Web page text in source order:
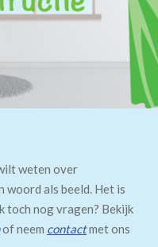
weten over
woord als beeld. Het is
toch nog vragen? Bekijk
of neem contactmet ons